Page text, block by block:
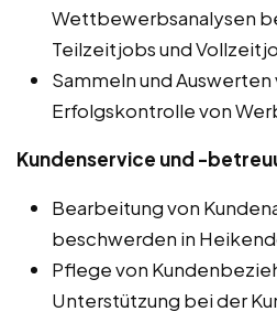
Wettbewerbsanalysen
Teilzeitjobs und
Sammeln und Auswerten
Erfolgskontrolle von
Kundenservice und -
Bearbeitung von
beschwerden in
Pflege von
Unterstützung bei der